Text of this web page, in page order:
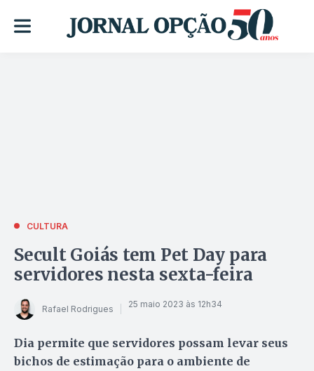
CULTURA
Secult Goiás tem Pet Day para
servidores nesta sexta-feira
Rafael Rodrigues 25 maio 2023 às 12h34
Dia permite que servidores possam levar seus
bichos de estimação para o ambiente de